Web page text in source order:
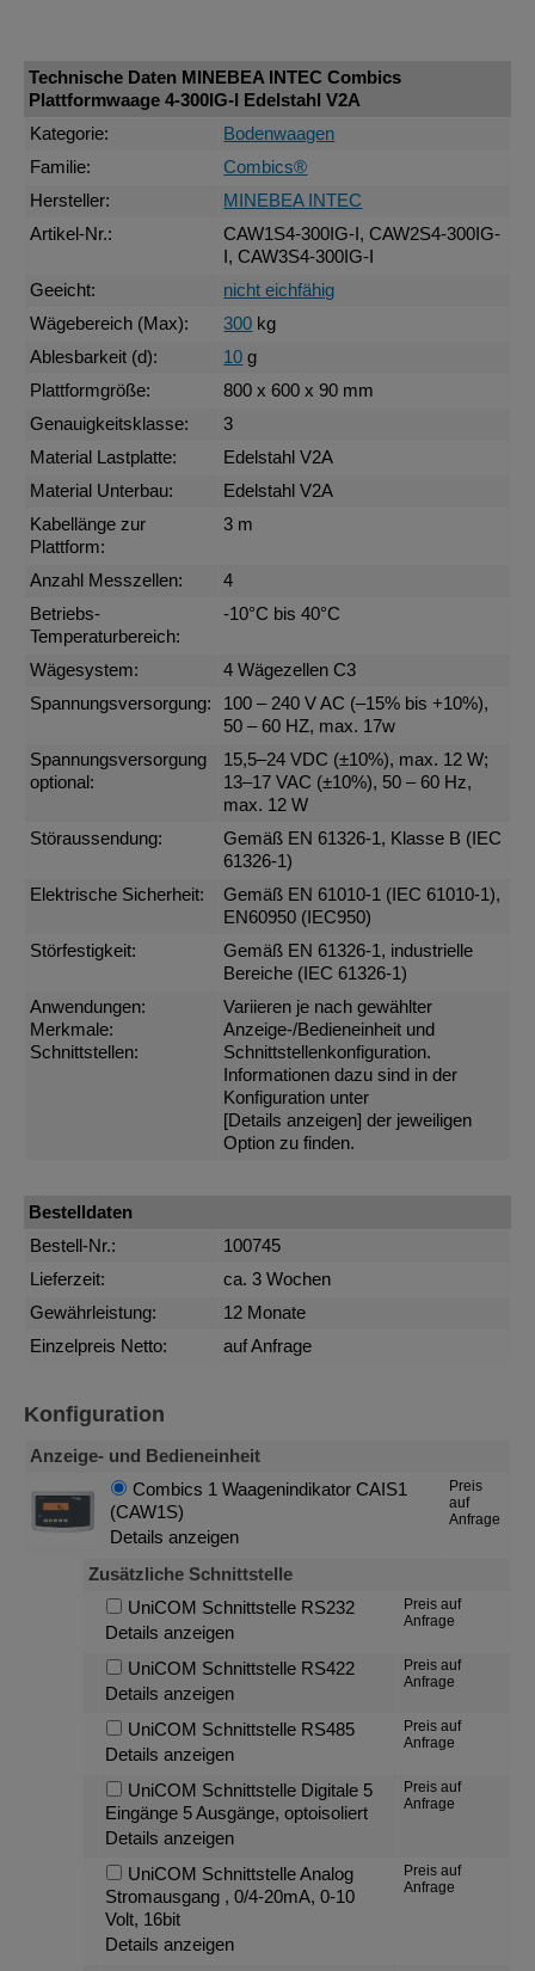
Technische Daten MINEBEA INTEC Combics
Plattformwaage 4-300IG-I Edelstahl V2A
Kategorie:
Bodenwaagen
Familie:
Combics®
Hersteller:
MINEBEA INTEC
Artikel-Nr.:
CAW1S4-300IG-I, CAW2S4-300IG-
I, CAW3S4-300IG-I
Geeicht:
nicht eichfähig
Wägebereich (Max):
300 kg
Ablesbarkeit (d):
10 g
Plattformgröße:
800 x 600 x 90 mm
Genauigkeitsklasse:
3
Material Lastplatte:
Edelstahl V2A
Material Unterbau:
Edelstahl V2A
Kabellänge zur
Plattform:
3 m
Anzahl Messzellen:
4
Betriebs-
Temperaturbereich:
-10°C bis 40°C
Wägesystem:
4 Wägezellen C3
Spannungsversorgung:
100 – 240 V AC (–15% bis +10%),
50 – 60 HZ, max. 17w
Spannungsversorgung
optional:
15,5–24 VDC (±10%), max. 12 W;
13–17 VAC (±10%), 50 – 60 Hz,
max. 12 W
Störaussendung:
Gemäß EN 61326-1, Klasse B (IEC
61326-1)
Elektrische Sicherheit:
Gemäß EN 61010-1 (IEC 61010-1),
EN60950 (IEC950)
Störfestigkeit:
Gemäß EN 61326-1, industrielle
Bereiche (IEC 61326-1)
Anwendungen:
Merkmale:
Schnittstellen:
Variieren je nach gewählter
Anzeige-/Bedieneinheit und
Schnittstellenkonfiguration.
Informationen dazu sind in der
Konfiguration unter
[Details anzeigen] der jeweiligen
Option zu finden.
Bestelldaten
Bestell-Nr.:
100745
Lieferzeit:
ca. 3 Wochen
Gewährleistung:
12 Monate
Einzelpreis Netto:
auf Anfrage
Konfiguration
Anzeige- und Bedieneinheit
Combics 1 Waagenindikator CAIS1
(CAW1S)
Details anzeigen
Preis
auf
Anfrage
Zusätzliche Schnittstelle
UniCOM Schnittstelle RS232
Details anzeigen
Preis auf
Anfrage
UniCOM Schnittstelle RS422
Details anzeigen
Preis auf
Anfrage
UniCOM Schnittstelle RS485
Details anzeigen
Preis auf
Anfrage
UniCOM Schnittstelle Digitale 5
Eingänge 5 Ausgänge, optoisoliert
Details anzeigen
Preis auf
Anfrage
UniCOM Schnittstelle Analog
Stromausgang , 0/4-20mA, 0-10
Volt, 16bit
Details anzeigen
Preis auf
Anfrage